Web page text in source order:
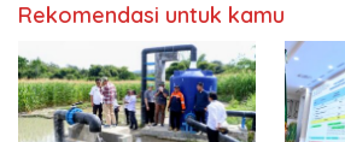
Rekomendasi untuk kamu